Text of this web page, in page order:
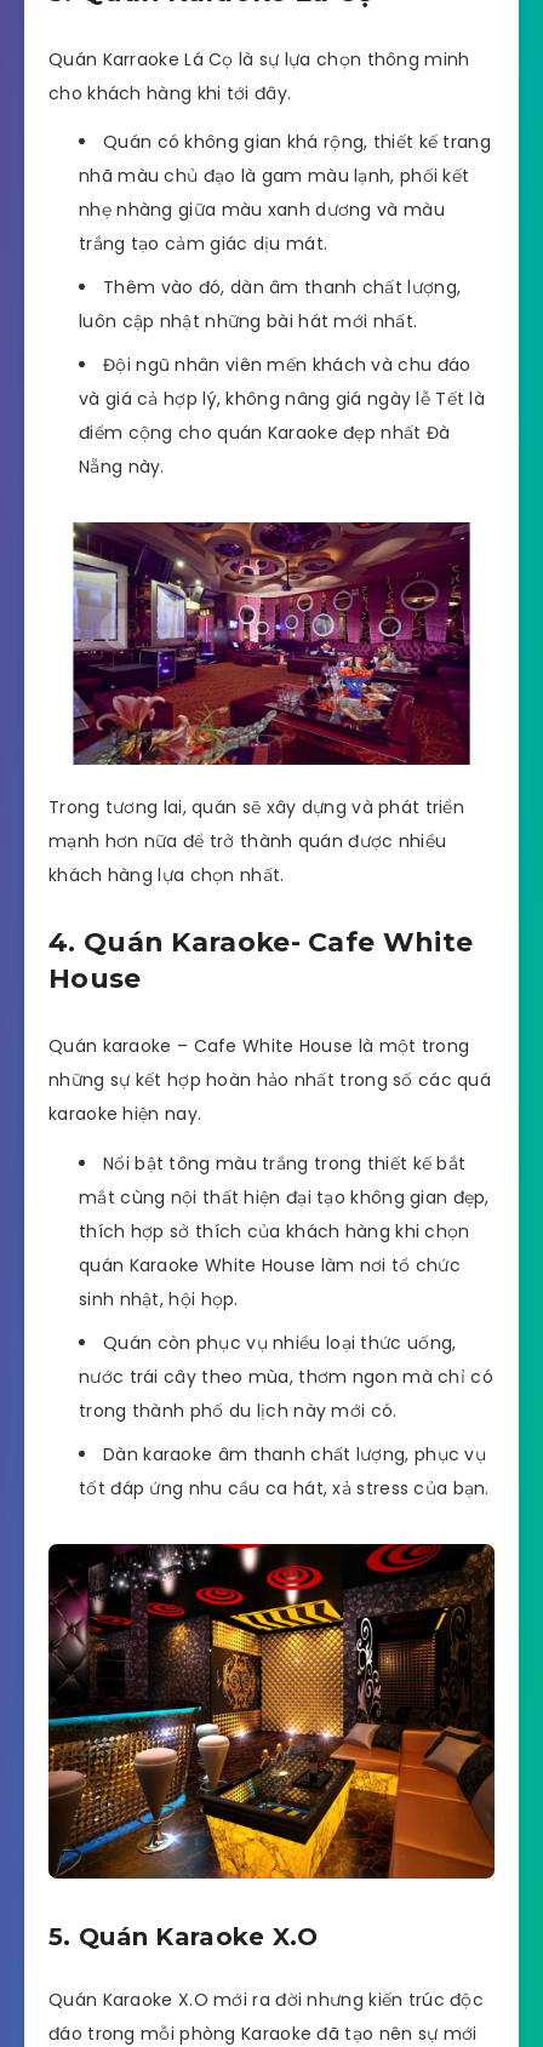
Quán Karraoke Lá Cọ là sự lựa chọn thông minh
cho khách hàng khi tới đây.
Quán có không gian khá rộng, thiết kế trang
nhã màu chủ đạo là gam màu lạnh, phối kết
nhẹ nhàng giữa màu xanh dương và màu
trắng tạo cảm giác dịu mát.
Thêm vào đó, dàn âm thanh chất lượng,
luôn cập nhật những bài hát mới nhất.
Đội ngũ nhân viên mến khách và chu đáo
và giá cả hợp lý, không nâng giá ngày lễ Tết là
điểm cộng cho quán Karaoke đẹp nhất Đà
Nẵng này.
Trong tương lai, quán sẽ xây dựng và phát triển
mạnh hơn nữa để trở thành quán được nhiều
khách hàng lựa chọn nhất.
4. Quán Karaoke- Cafe White
House
Quán karaoke – Cafe White House là một trong
những sự kết hợp hoàn hảo nhất trong số các quá
karaoke hiện nay.
Nổi bật tông màu trắng trong thiết kế bắt
mắt cùng nội thất hiện đại tạo không gian đẹp,
thích hợp sở thích của khách hàng khi chọn
quán Karaoke White House làm nơi tổ chức
sinh nhật, hội họp.
Quán còn phục vụ nhiều loại thức uống,
nước trái cây theo mùa, thơm ngon mà chỉ có
trong thành phố du lịch này mới có.
Dàn karaoke âm thanh chất lượng, phục vụ
tốt đáp ứng nhu cầu ca hát, xả stress của bạn.
5. Quán Karaoke X.O
Quán Karaoke X.O mới ra đời nhưng kiến trúc độc
đáo trong mỗi phòng Karaoke đã tạo nên sự mới